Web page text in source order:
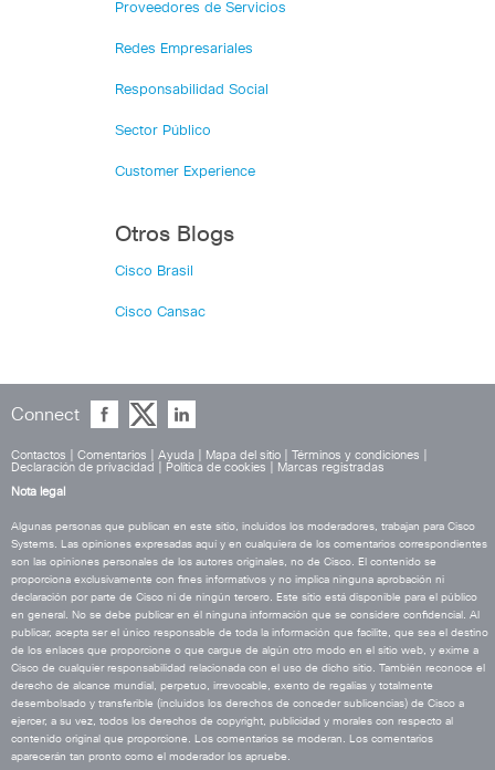
Proveedores de Servicios
Redes Empresariales
Responsabilidad Social
Sector Público
Customer Experience
Otros Blogs
Cisco Brasil
Cisco Cansac
Connect
Contactos Comentarios Ayuda Mapa del sitio Términos y condiciones
Declaración de privacidad
Política de cookies
Marcas registradas
Nota legal
Algunas personas que publican en este sitio, incluidos los moderadores, trabajan para Cisco
Systems. Las opiniones expresadas aquí y en cualquiera de los comentarios correspondientes
son las opiniones personales de los autores originales, no de Cisco. El contenido se
proporciona exclusivamente con fines informativos y no implica ninguna aprobación ni
declaración por parte de Cisco ni de ningún tercero. Este sitio está disponible para el público
en general. No se debe publicar en él ninguna información que se considere confidencial. Al
publicar, acepta ser el único responsable de toda la información que facilite, que sea el destino
de los enlaces que proporcione o que cargue de algún otro modo en el sitio web, y exime a
Cisco de cualquier responsabilidad relacionada con el uso de dicho sitio. También reconoce el
derecho de alcance mundial, perpetuo, irrevocable, exento de regalías y totalmente
desembolsado y transferible (incluidos los derechos de conceder sublicencias) de Cisco a
ejercer, a su vez, todos los derechos de copyright, publicidad y morales con respecto al
contenido original que proporcione. Los comentarios se moderan. Los comentarios
aparecerán tan pronto como el moderador los apruebe.